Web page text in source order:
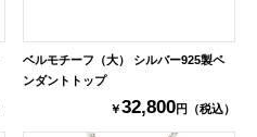
ベルモチーフ（大） シルバー925製ペ
ンダントトップ
￥32,800円（税込）